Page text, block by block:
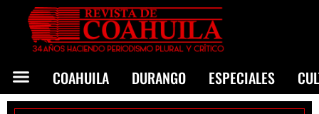
COAHUILA DURANGO ESPECIALES